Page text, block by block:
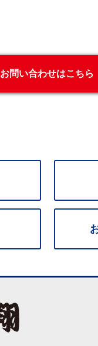
お問い合わせはこちら